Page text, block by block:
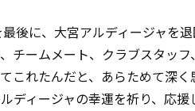
最後に、大宮アルディージャを
チームメート、クラブスタッ
これたんだと、あらためて深
ディージャの幸運を祈り、応援